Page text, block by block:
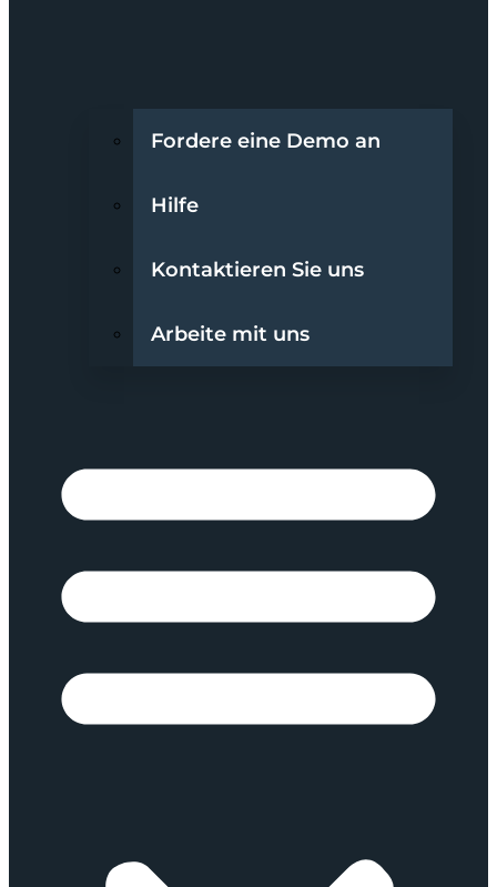
Fordere eine Demo an
Hilfe
Kontaktieren Sie uns
Arbeite mit uns